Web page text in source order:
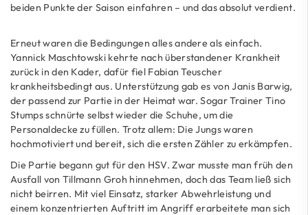
beiden Punkte der Saison einfahren – und das absolut verdient.
Erneut waren die Bedingungen alles andere als einfach.
Yannick Maschtowski kehrte nach überstandener Krankheit
zurück in den Kader, dafür fiel Fabian Teuscher
krankheitsbedingt aus. Unterstützung gab es von Janis Barwig,
der passend zur Partie in der Heimat war. Sogar Trainer Tino
Stumps schnürte selbst wieder die Schuhe, um die
Personaldecke zu füllen. Trotz allem: Die Jungs waren
hochmotiviert und bereit, sich die ersten Zähler zu erkämpfen.
Die Partie begann gut für den HSV. Zwar musste man früh den
Ausfall von Tillmann Groh hinnehmen, doch das Team ließ sich
nicht beirren. Mit viel Einsatz, starker Abwehrleistung und
einem konzentrierten Auftritt im Angriff erarbeitete man sich